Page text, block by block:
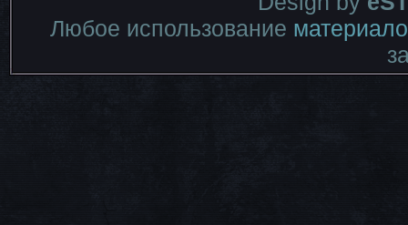
Любое использование